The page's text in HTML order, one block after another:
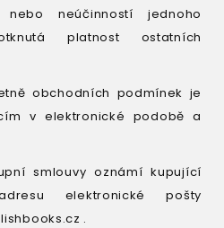
nebo neúčinností jednoho
platnost ostatních
obchodních podmínek je
v elektronické podobě a
smlouvy oznámí kupující
elektronické pošty
.